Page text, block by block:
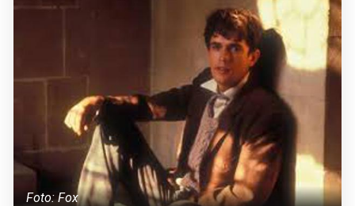
Foto: Fox